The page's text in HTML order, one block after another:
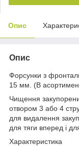
Опис
Опис
Форсунки з
15 мм. (В
Чищення
отвором 3 або 4
для видалення
для тяги вперед і
Характеристика